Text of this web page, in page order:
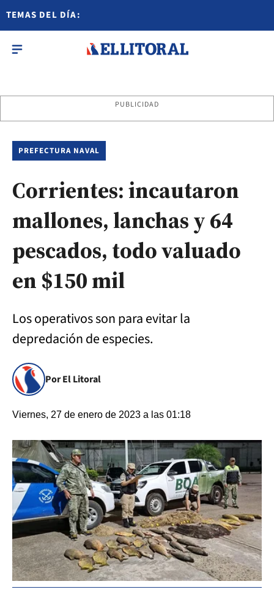
TEMAS DEL DÍA:
PUBLICIDAD
PREFECTURA NAVAL
Corrientes: incautaron
mallones, lanchas y 64
pescados, todo valuado
en $150 mil
Los operativos son para evitar la
depredación de especies.
Por El Litoral
Viernes, 27 de enero de 2023 a las 01:18